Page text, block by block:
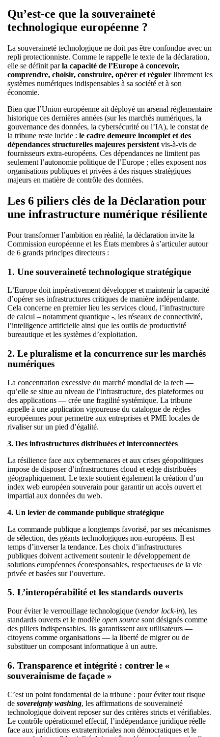
Qu’est-ce que la souveraineté
technologique européenne ?
La souveraineté technologique ne doit pas être confondue avec un
repli protectionniste. Comme le rappelle le texte de la déclaration,
elle se définit parla capacité de l’Europe à concevoir,
comprendre, choisir, construire, opérer et réguler librement les
systèmes numériques indispensables à sa société et à son
économie.
Bien que l’Union européenne ait déployé un arsenal réglementaire
historique ces dernières années (sur les marchés numériques, la
gouvernance des données, la cybersécurité ou l’IA), le constat de
la tribune reste lucide : le cadre demeure incomplet et des
dépendances structurelles majeures persistent vis-à-vis de
fournisseurs extra-européens. Ces dépendances ne limitent pas
seulement l’autonomie politique de l’Europe ; elles exposent nos
organisations publiques et privées à des risques stratégiques
majeurs en matière de contrôle des données.
Les 6 piliers clés de la Déclaration pour
une infrastructure numérique résiliente
Pour transformer l’ambition en réalité, la déclaration invite la
Commission européenne et les États membres à s’articuler autour
de 6 grands principes directeurs :
1. Une souveraineté technologique stratégique
L’Europe doit impérativement développer et maintenir la capacité
d’opérer ses infrastructures critiques de manière indépendante.
Cela concerne en premier lieu les services cloud, l’infrastructure
de calcul – notamment quantique -, les réseaux de connectivité,
l’intelligence artificielle ainsi que les outils de productivité
bureautique et les systèmes d’exploitation.
2. Le pluralisme et la concurrence sur les marchés
numériques
La concentration excessive du marché mondial de la tech —
qu’elle se situe au niveau de l’infrastructure, des plateformes ou
des applications — crée une fragilité systémique. La tribune
appelle à une application vigoureuse du catalogue de règles
européennes pour permettre aux entreprises et PME locales de
rivaliser sur un pied d’égalité.
3. Des infrastructures distribuées et interconnectées
La résilience face aux cybermenaces et aux crises géopolitiques
impose de disposer d’infrastructures cloud et edge distribuées
géographiquement. Le texte soutient également la création d’un
index web européen souverain pour garantir un accès ouvert et
impartial aux données du web.
4. Un levier de commande publique stratégique
La commande publique a longtemps favorisé, par ses mécanismes
de sélection, des géants technologiques non-européens. Il est
temps d’inverser la tendance. Les choix d’infrastructures
publiques doivent activement soutenir le développement de
solutions européennes écoresponsables, respectueuses de la vie
privée et basées sur l’ouverture.
5. L’interopérabilité et les standards ouverts
Pour éviter le verrouillage technologique (vendor lock-in), les
standards ouverts et le modèle open source sont désignés comme
des piliers indispensables. Ils garantissent aux utilisateurs —
citoyens comme organisations — la liberté de migrer ou de
substituer un composant informatique à un autre.
6. Transparence et intégrité : contrer le «
souverainisme de façade »
C’est un point fondamental de la tribune : pour éviter tout risque
de sovereignty washing, les affirmations de souveraineté
technologique doivent reposer sur des critères stricts et vérifiables.
Le contrôle opérationnel effectif, l’indépendance juridique réelle
face aux juridictions extraterritoriales non démocratiques et le